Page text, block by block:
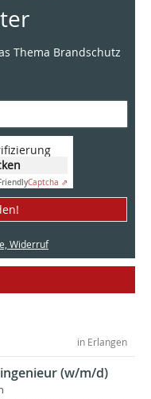
Thema Brandschutz
FriendlyCaptcha ⇗
Widerruf
in Erlangen
(w/m/d)